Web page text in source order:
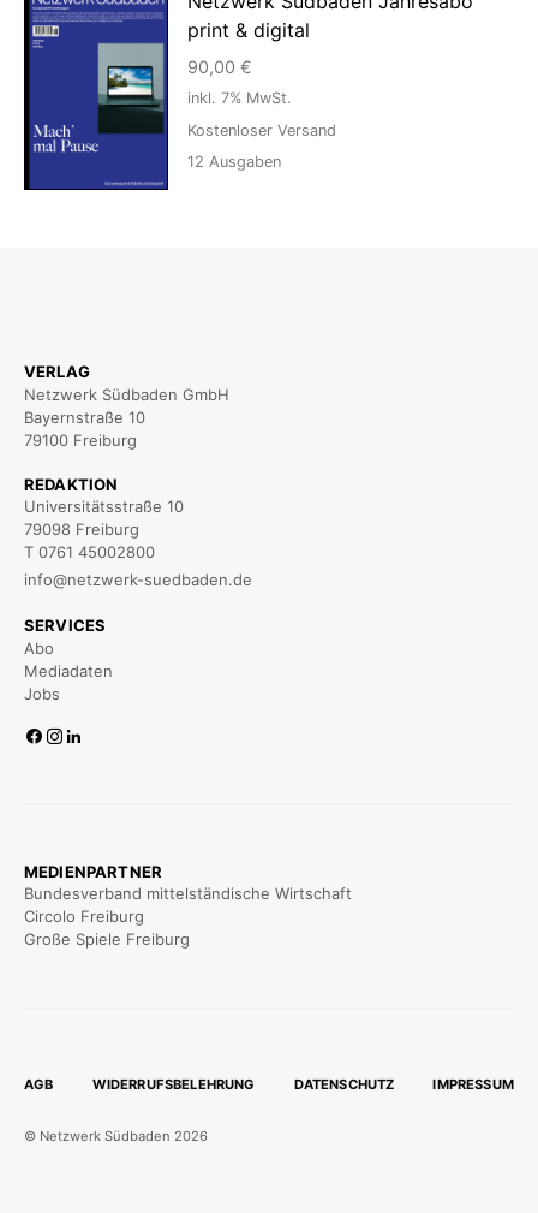
print & digital
90,00 €
inkl. 7% MwSt.
Kostenloser Versand
12 Ausgaben
VERLAG
Netzwerk Südbaden GmbH
Bayernstraße 10
79100 Freiburg
REDAKTION
Universitätsstraße 10
79098 Freiburg
T 0761 45002800
info@netzwerk-suedbaden.de
SERVICES
Abo
Mediadaten
Jobs
MEDIENPARTNER
Bundesverband mittelständische Wirtschaft
Circolo Freiburg
Große Spiele Freiburg
AGB WIDERRUFSBELEHRUNG DATENSCHUTZ IMPRESSUM
© Netzwerk Südbaden 2026